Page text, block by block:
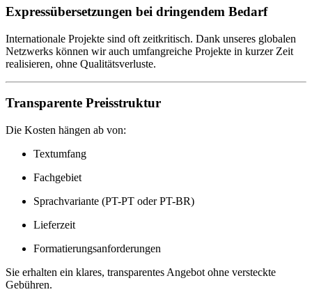
Expressübersetzungen bei dringendem Bedarf
Internationale Projekte sind oft zeitkritisch. Dank unseres globalen
Netzwerks können wir auch umfangreiche Projekte in kurzer Zeit
realisieren, ohne Qualitätsverluste.
Transparente Preisstruktur
Die Kosten hängen ab von:
Textumfang
Fachgebiet
Sprachvariante (PT-PT oder PT-BR)
Lieferzeit
Formatierungsanforderungen
Sie erhalten ein klares, transparentes Angebot ohne versteckte
Gebühren.